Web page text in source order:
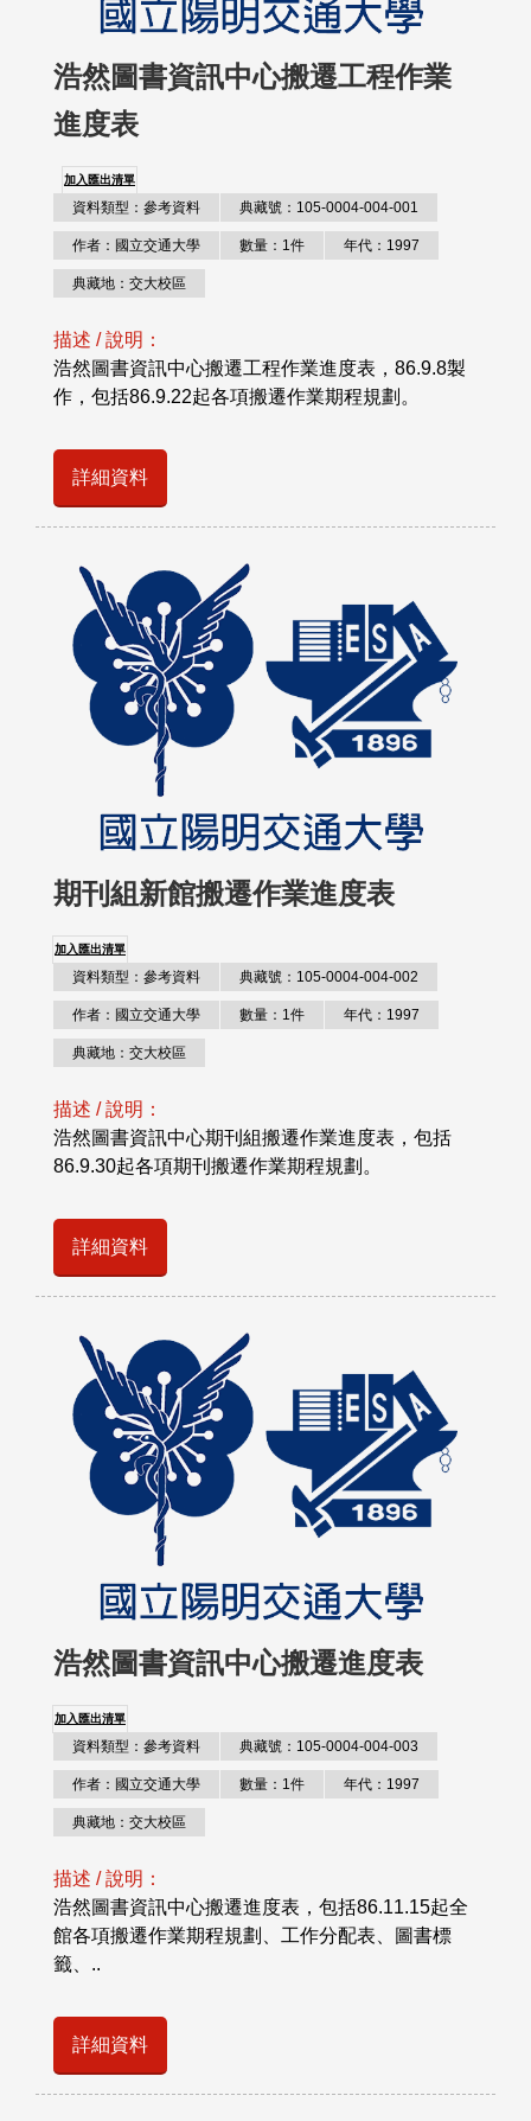
浩然圖書資訊中心搬遷工程作業
進度表
加入匯出清單
資料類型：參考資料 典藏號：105-0004-004-001
作者：國立交通大學 數量：1件 年代：1997
典藏地：交大校區
描述 / 說明：
浩然圖書資訊中心搬遷工程作業進度表，86.9.8製
作，包括86.9.22起各項搬遷作業期程規劃。
詳細資料
期刊組新館搬遷作業進度表
加入匯出清單
資料類型：參考資料 典藏號：105-0004-004-002
作者：國立交通大學 數量：1件 年代：1997
典藏地：交大校區
描述 / 說明：
浩然圖書資訊中心期刊組搬遷作業進度表，包括
86.9.30起各項期刊搬遷作業期程規劃。
詳細資料
浩然圖書資訊中心搬遷進度表
加入匯出清單
資料類型：參考資料 典藏號：105-0004-004-003
作者：國立交通大學 數量：1件 年代：1997
典藏地：交大校區
描述 / 說明：
浩然圖書資訊中心搬遷進度表，包括86.11.15起全
館各項搬遷作業期程規劃、工作分配表、圖書標
籤、..
詳細資料